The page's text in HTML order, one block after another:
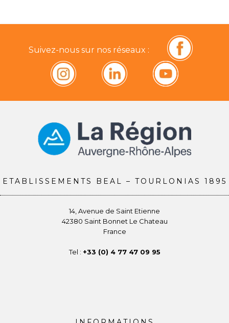
Suivez-nous sur nos réseaux :
ETABLISSEMENTS BEAL – TOURLONIAS 1895
14, Avenue de Saint Etienne
42380 Saint Bonnet Le Chateau
France
Tel : +33 (0) 4 77 47 09 95